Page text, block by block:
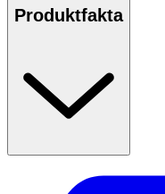
Produktfakta